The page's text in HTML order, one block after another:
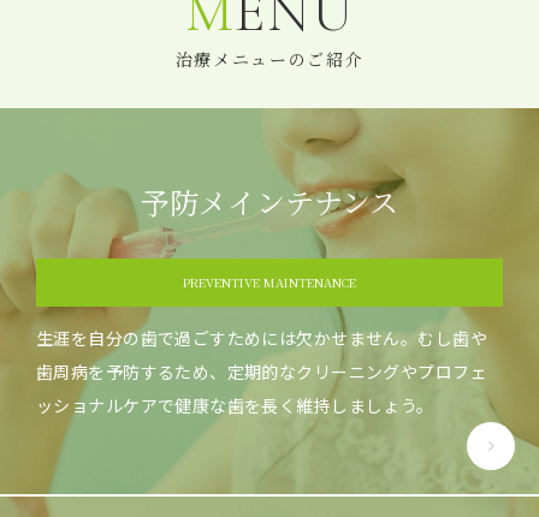
治療メニューのご紹介
予防メインテナンス
PREVENTIVE MAINTENANCE
生涯を自分の歯で過ごすためには欠かせません。むし歯や
歯周病を予防するため、定期的なクリーニングやプロフェ
ッショナルケアで健康な歯を長く維持しましょう。